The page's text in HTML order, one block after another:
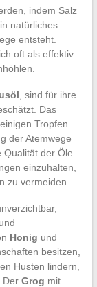
indem Salz
natürliches
entsteht.
oft als effektiv
, sind für ihre
Das
Tropfen
der Atemwege
Qualität der Öle
einzuhalten,
zu vermeiden.
Honig und
besitzen,
Husten lindern,
Der Grog mit